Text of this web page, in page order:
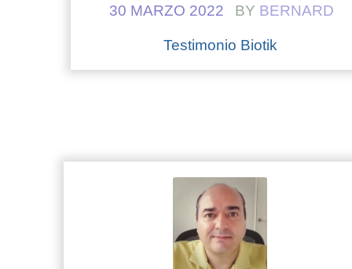
30 MARZO 2022 BY BERNARD
Testimonio Biotik